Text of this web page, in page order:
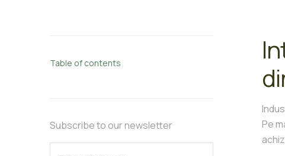
Table of contents
Subscribe to our newsletter
Pe